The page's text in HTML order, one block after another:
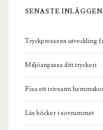
SENASTE INLÄGGEN
Tryckpressens utveckling
Miljöanpassa ditt tryckeri
Fixa ett trivsamt
Läs böcker i sovrummet